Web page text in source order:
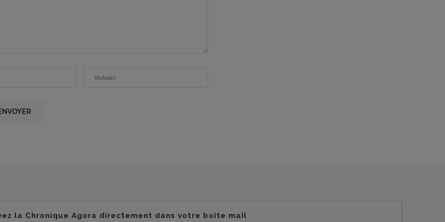
la Chronique Agora directement dans votre boîte mail